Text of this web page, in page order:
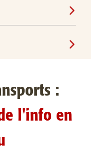
:
l'info en